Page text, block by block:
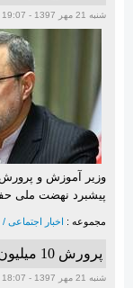
شنبه 21 مهر 1397 - 19:07
وزیر آموزش و
پیشبرد نهضت ملی حفظ جزء ۳۰
مجموعه : اخبار اجتماعی /
پرورش 10 میلیون حافظ قرآن در کشور تا سال ۱۴۰۴
شنبه 21 مهر 1397 - 18:07